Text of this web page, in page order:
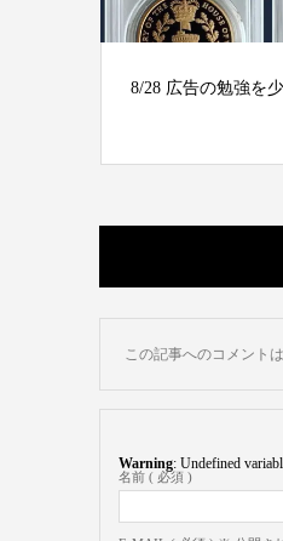
8/28 広告の勉強を
この記事へのコメント
Warning : Undefined
名前 ( 必須 )